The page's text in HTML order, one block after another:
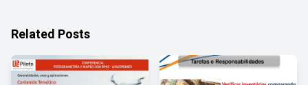
Related Posts